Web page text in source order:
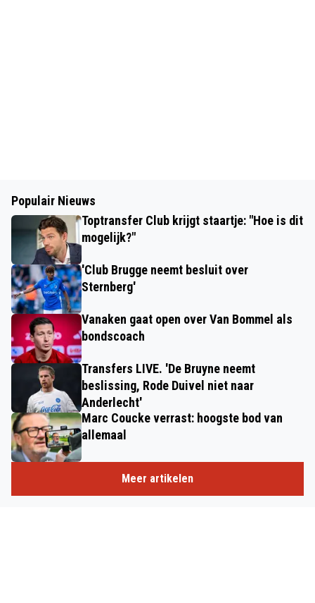
Populair Nieuws
Toptransfer Club krijgt staartje: "Hoe is dit
mogelijk?"
'Club Brugge neemt besluit over
Sternberg'
Vanaken gaat open over Van Bommel als
bondscoach
Transfers LIVE. 'De Bruyne neemt
beslissing, Rode Duivel niet naar
Anderlecht'
Marc Coucke verrast: hoogste bod van
allemaal
Meer artikelen